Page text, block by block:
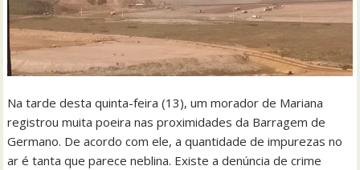
Na tarde desta quinta-feira (13), um morador de Mariana
registrou muita poeira nas proximidades da Barragem de
Germano. De acordo com ele, a quantidade de impurezas no
ar é tanta que parece neblina. Existe a denúncia de crime